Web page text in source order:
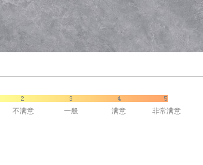
不满意 一般 满意 非常满意